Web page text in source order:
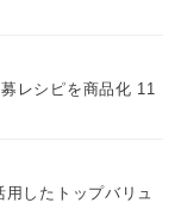
レシピを商品化 11
したトップバリュ